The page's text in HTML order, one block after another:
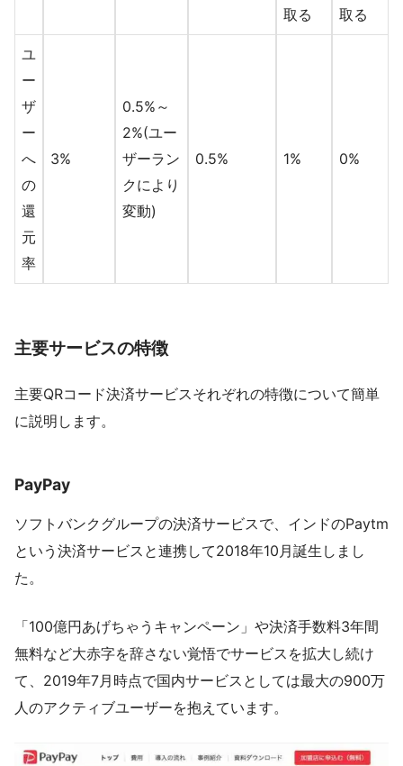
取る
取る
ユ
ー
ザ
ー
へ
の
還
元
率
3%
0.5%～
2%(ユー
ザーラン
クにより
変動)
0.5% 1% 0%
主要サービスの特徴
主要QRコード決済サービスそれぞれの特徴について簡単
に説明します。
PayPay
ソフトバンクグループの決済サービスで、インドのPaytm
という決済サービスと連携して2018年10月誕生しまし
た。
「100億円あげちゃうキャンペーン」や決済手数料3年間
無料など大赤字を辞さない覚悟でサービスを拡大し続け
て、2019年7月時点で国内サービスとしては最大の900万
人のアクティブユーザーを抱えています。